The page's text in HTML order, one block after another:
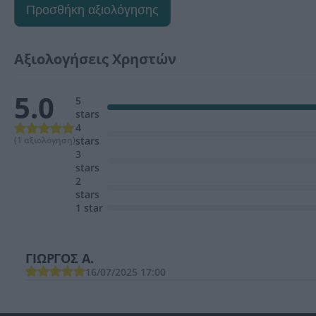
Προσθήκη αξιολόγησης
Αξιολογήσεις Χρηστών
5.0
(1 αξιολόγηση)
5
stars
4
stars
3
stars
2
stars
1 star
ΓΙΩΡΓΟΣ Α.
16/07/2025 17:00